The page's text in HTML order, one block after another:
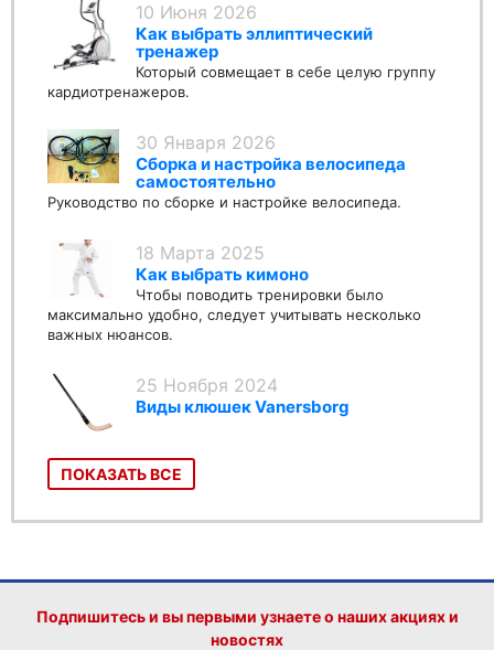
10 Июня 2026
Как выбрать эллиптический
тренажер
Который совмещает в себе целую группу
кардиотренажеров.
30 Января 2026
Сборка и настройка велосипеда
самостоятельно
Руководство по сборке и настройке велосипеда.
18 Марта 2025
Как выбрать кимоно
Чтобы поводить тренировки было
максимально удобно, следует учитывать несколько
важных нюансов.
25 Ноября 2024
Виды клюшек Vanersborg
ПОКАЗАТЬ ВСЕ
Подпишитесь и вы первыми узнаете о наших акциях и
новостях